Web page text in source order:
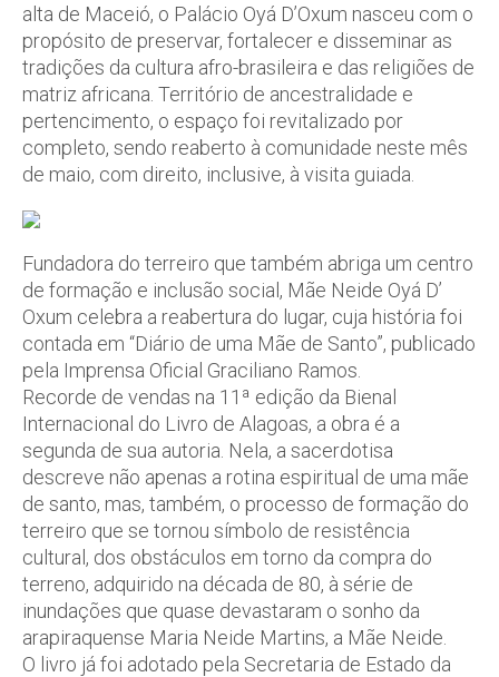
alta de Maceió, o Palácio Oyá D’Oxum nasceu com o
propósito de preservar, fortalecer e disseminar as
tradições da cultura afro-brasileira e das religiões de
matriz africana. Território de ancestralidade e
pertencimento, o espaço foi revitalizado por
completo, sendo reaberto à comunidade neste mês
de maio, com direito, inclusive, à visita guiada.
Fundadora do terreiro que também abriga um centro
de formação e inclusão social, Mãe Neide Oyá D’
Oxum celebra a reabertura do lugar, cuja história foi
contada em “Diário de uma Mãe de Santo”, publicado
pela Imprensa Oficial Graciliano Ramos.
Recorde de vendas na 11ª edição da Bienal
Internacional do Livro de Alagoas, a obra é a
segunda de sua autoria. Nela, a sacerdotisa
descreve não apenas a rotina espiritual de uma mãe
de santo, mas, também, o processo de formação do
terreiro que se tornou símbolo de resistência
cultural, dos obstáculos em torno da compra do
terreno, adquirido na década de 80, à série de
inundações que quase devastaram o sonho da
arapiraquense Maria Neide Martins, a Mãe Neide.
O livro já foi adotado pela Secretaria de Estado da